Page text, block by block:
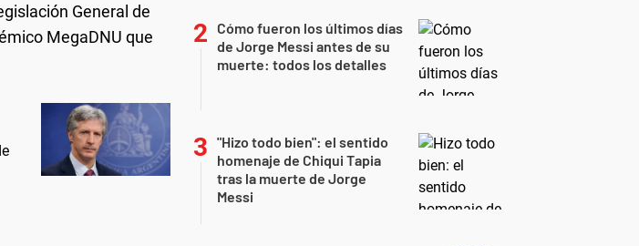
General de
MegaDNU que
Cómo fueron los últimos días
de Jorge Messi antes de su
muerte: todos los detalles
"Hizo todo bien": el sentido
homenaje de Chiqui Tapia
tras la muerte de Jorge
Messi